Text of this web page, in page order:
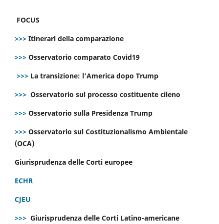
FOCUS
>>> Itinerari della comparazione
>>> Osservatorio comparato Covid19
>>> La transizione: l’America dopo Trump
>>> Osservatorio sul processo costituente cileno
>>> Osservatorio sulla Presidenza Trump
>>> Osservatorio sul Costituzionalismo Ambientale
(OCA)
Giurisprudenza delle Corti europee
ECHR
CJEU
>>> Giurisprudenza delle Corti Latino-americane